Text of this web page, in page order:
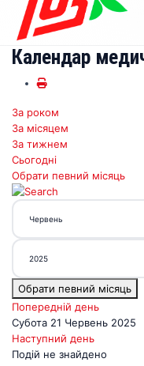
Календар
За роком
За місяцем
За тижнем
Сьогодні
Обрати певний місяць
Обрати певний місяць
Попередній день
Субота 21 Червень 2025
Наступний день
Подій не знайдено